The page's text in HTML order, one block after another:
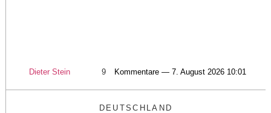
Dieter Stein 9 Kommentare — 7. August 2026 10:01
DEUTSCHLAND